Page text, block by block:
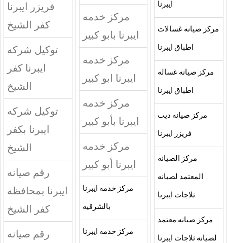
ايبرنا
مركز صيانه غسالات
اطباق ايبرنا
مركز صيانه غساله
اطباق ايبرنا
مركز صيانه ديب
فريزر ايبرنا
مركز الصيانه
المعتمد لصيانه
ثلاجات ايبرنا
مركز صيانه معتمد
لصيانه ثلاجات ايبرنا
مركز خدمه
ايبرنا بابو كبير
مركز خدمه
ايبرنا ابو كبير
مركز خدمه
ايبرنا بأبو كبير
مركز خدمه
ايبرنا أبو كبير
مركز خدمه ايبرنا
بالشرقيه
مركز خدمه ايبرنا
فريزر ايبرنا
كفر الشيخ
توكيل شركه
ايبرنا كفر
الشيخ
توكيل شركه
ايبرنا بكفر
الشيخ
رقم صيانه
ايبرنا بمحافظه
كفر الشيخ
رقم صيانه